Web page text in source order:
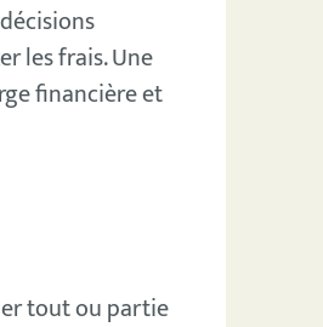
les frais. Une
financière et
tout ou partie